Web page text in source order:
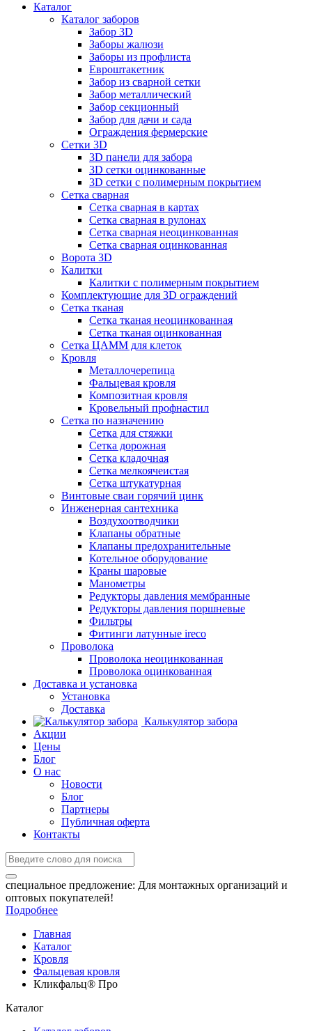
Каталог
Каталог заборов
Забор 3D
Заборы жалюзи
Заборы из профлиста
Евроштакетник
Забор из сварной сетки
Забор металлический
Забор секционный
Забор для дачи и сада
Ограждения фермерские
Сетки 3D
3D панели для забора
3D сетки оцинкованные
3D сетки с полимерным покрытием
Сетка сварная
Сетка сварная в картах
Сетка сварная в рулонах
Сетка сварная неоцинкованная
Сетка сварная оцинкованная
Ворота 3D
Калитки
Калитки с полимерным покрытием
Комплектующие для 3D ограждений
Сетка тканая
Сетка тканая неоцинкованная
Сетка тканая оцинкованная
Сетка ЦАММ для клеток
Кровля
Металлочерепица
Фальцевая кровля
Композитная кровля
Кровельный профнастил
Сетка по назначению
Сетка для стяжки
Сетка дорожная
Сетка кладочная
Сетка мелкоячеистая
Сетка штукатурная
Винтовые сваи горячий цинк
Инженерная сантехника
Воздухоотводчики
Клапаны обратные
Клапаны предохранительные
Котельное оборудование
Краны шаровые
Манометры
Редукторы давления мембранные
Редукторы давления поршневые
Фильтры
Фитинги латунные ireco
Проволока
Проволока неоцинкованная
Проволока оцинкованная
Доставка и установка
Установка
Доставка
Калькулятор забора
Акции
Цены
Блог
О нас
Новости
Блог
Партнеры
Публичная оферта
Контакты
специальное предложение: Для монтажных организаций и
оптовых покупателей!
Подробнее
Главная
Каталог
Кровля
Фальцевая кровля
Кликфальц® Про
Каталог